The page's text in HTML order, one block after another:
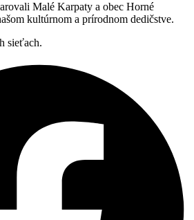
Malé Karpaty a obec Horné
kultúrnom a prírodnom dedičstve.
sieťach.